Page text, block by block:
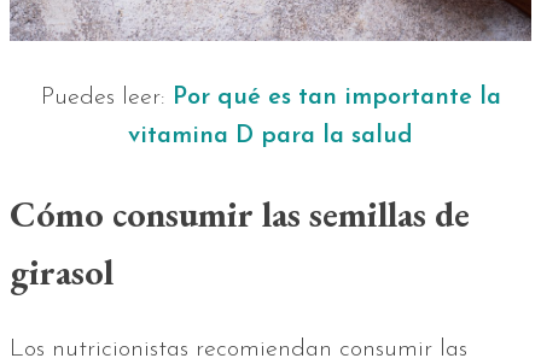
Puedes leer: Por qué es tan importante la
vitamina D para la salud
Cómo consumir las semillas de
girasol
Los nutricionistas recomiendan consumir las